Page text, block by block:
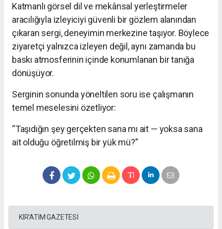
Katmanlı görsel dil ve mekânsal yerleştirmeler
aracılığıyla izleyiciyi güvenli bir gözlem alanından
çıkaran sergi, deneyimin merkezine taşıyor. Böylece
ziyaretçi yalnızca izleyen değil, aynı zamanda bu
baskı atmosferinin içinde konumlanan bir tanığa
dönüşüyor.
Serginin sonunda yöneltilen soru ise çalışmanın
temel meselesini özetliyor:
“Taşıdığın şey gerçekten sana mı ait — yoksa sana
ait olduğu öğretilmiş bir yük mü?”
KIR'ATIM GAZETESİ